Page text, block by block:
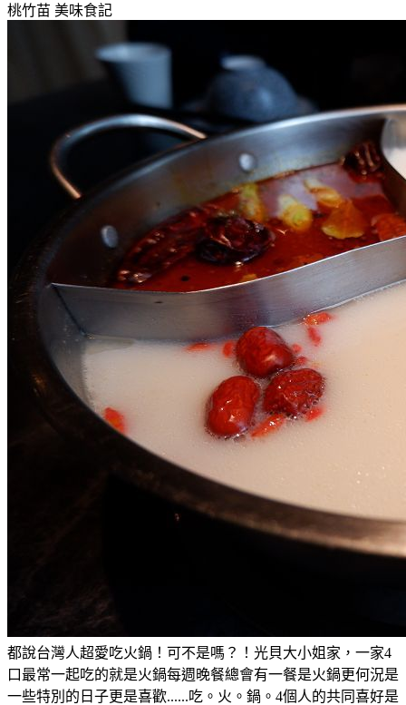
桃竹苗 美味食記
都說台灣人超愛吃火鍋！可不是嗎？！光貝大小姐家，一家4
口最常一起吃的就是火鍋每週晚餐總會有一餐是火鍋更何況是
一些特別的日子更是喜歡......吃。火。鍋。4個人的共同喜好是